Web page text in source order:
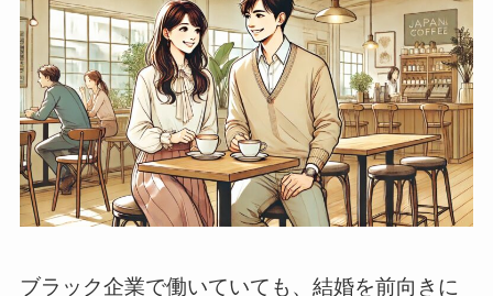
ブラック企業で働いていても、結婚を前向きに